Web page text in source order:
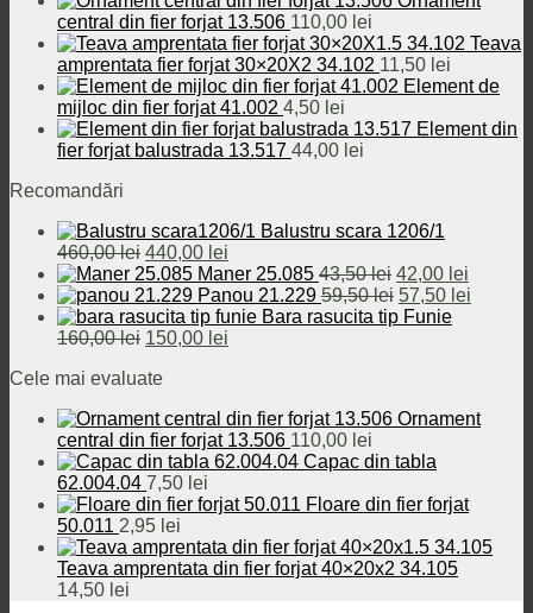
central din fier forjat 13.506 110,00 lei
Teava
amprentata fier forjat 30×20X2 34.102 11,50 lei
Element de
mijloc din fier forjat 41.002 4,50 lei
Element din
fier forjat balustrada 13.517 44,00 lei
Recomandări
Balustru scara 1206/1
460,00lei Prețul
inițial
a
fost:
460,00 lei.
440,00 lei
curent
este:
440,00 lei.
Maner 25.085 43,50lei Prețul
inițial
a
42,00 lei
curent
Panou 21.229 59,50lei Prețul
inițial
57,50 lei
Bara rasucita tip Funie
160,00lei Prețul
a
160,00 lei.
150,00 lei
Cele mai evaluate
Ornament
central din fier forjat 13.506 110,00 lei
Capac din tabla
62.004.04 7,50 lei
Floare din fier forjat
50.011 2,95 lei
Teava amprentata din fier forjat 40×20x2 34.105
14,50 lei